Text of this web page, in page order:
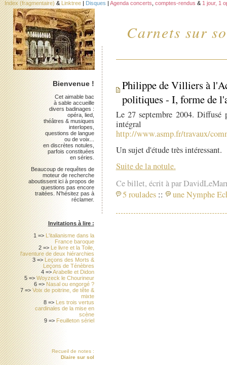
Carnets sur
Index (fragmentaire) & Linktree | Disques | Agenda concerts comptes-rendus & 1 jour, 1
Philippe de Villiers à
politiques - I, forme de
Le 27 septembre 2004. Diffusé
http://www.asmp.fr/travaux/
Un sujet d'étude très intéressant.
Suite de la notule.
Ce billet, écrit à par
5 roulades :: une Nymphe
Bienvenue !
Cet aimable bac
à sable accueille
divers badinages :
opéra, lied,
théâtres & musiques
interlopes,
questions de langue
ou de voix...
en discrètes notules,
parfois constituées
en séries.
Beaucoup de requêtes de
moteur de recherche
aboutissent ici à propos de
questions pas encore
traitées. N'hésitez pas à
réclamer.
Invitations à lire :
1 => L'italianisme dans la
France baroque
2 => Le livre et la Toile,
l'aventure de deux hiérarchies
3 => Leçons des Morts &
Leçons de Ténèbres
4 =>Arabelle et Didon
5 =>Woyzeck le Chourineur
6 => Nasal ou engorgé ?
7 =>Voix de poitrine, de tête &
mixte
8 => Les trois vertus
cardinales de la mise en
scène
9 => Feuilleton sériel
Recueil de notes :
Diaire sur sol